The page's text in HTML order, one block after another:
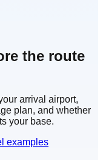
the route
arrival airport,
plan, and whether
your base.
examples